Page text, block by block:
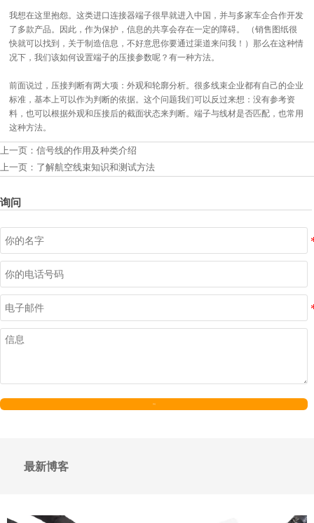
我想在这里抱怨。这类进口连接器端子很早就进入中国，并与多家车企合作开发
了多款产品。因此，作为保护，信息的共享会存在一定的障碍。 （销售图纸很
快就可以找到，关于制造信息，不好意思你要通过渠道来问我！）那么在这种情
况下，我们该如何设置端子的压接参数呢？有一种方法。
前面说过，压接判断有两大项：外观和轮廓分析。很多线束企业都有自己的企业
标准，基本上可以作为判断的依据。这个问题我们可以反过来想：没有参考资
料，也可以根据外观和压接后的截面状态来判断。端子与线材是否匹配，也常用
这种方法。
上一页： 信号线的作用及种类介绍
上一页： 了解航空线束知识和测试方法
询问
最新博客